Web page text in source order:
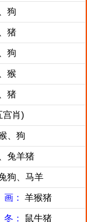
狗
猪
狗
猴
猪
宫肖)
、狗
兔羊猪
狗、马羊
画： 羊猴猪
冬： 鼠牛猪